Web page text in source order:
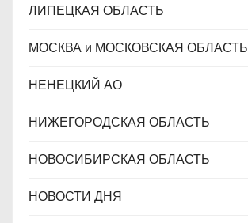
ЛИПЕЦКАЯ ОБЛАСТЬ
МОСКВА и МОСКОВСКАЯ ОБЛАСТЬ
НЕНЕЦКИЙ АО
НИЖЕГОРОДСКАЯ ОБЛАСТЬ
НОВОСИБИРСКАЯ ОБЛАСТЬ
НОВОСТИ ДНЯ